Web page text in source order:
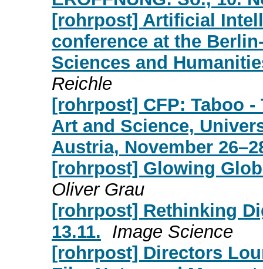
[rohrpost] Artificial
conference at the
Sciences and
Reichle
[rohrpost] CFP: Taboo
Art and Science,
Austria, November
[rohrpost] Glowing
Oliver Grau
[rohrpost] Rethinking
13.11.
Image Science
[rohrpost] Directors